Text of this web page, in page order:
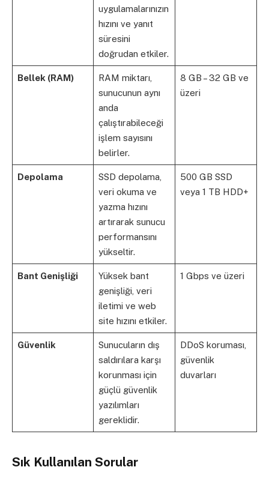
uygulamalarınızın
hızını ve yanıt
süresini
doğrudan etkiler.
Bellek (RAM)
RAM miktarı,
sunucunun aynı
anda
çalıştırabileceği
işlem sayısını
belirler.
8 GB – 32 GB ve
üzeri
Depolama
SSD depolama,
veri okuma ve
yazma hızını
artırarak sunucu
performansını
yükseltir.
500 GB SSD
veya 1 TB HDD+
Bant Genişliği
Yüksek bant
genişliği, veri
iletimi ve web
site hızını etkiler.
1 Gbps ve üzeri
Güvenlik
Sunucuların dış
saldırılara karşı
korunması için
güçlü güvenlik
yazılımları
gereklidir.
DDoS koruması,
güvenlik
duvarları
Sık Kullanılan Sorular